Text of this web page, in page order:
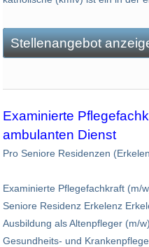
Stellenangebot
Examinierte
ambulanten Dienst
Pro Seniore Residenzen
Examinierte Pflegefachkraft (m/
Seniore Residenz Erkelenz
Ausbildung als Altenpfleger (m/
Gesundheits- und